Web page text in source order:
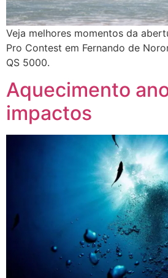
Veja melhores momentos da
Pro Contest em Fernando de
QS 5000.
Aquecimento
impactos